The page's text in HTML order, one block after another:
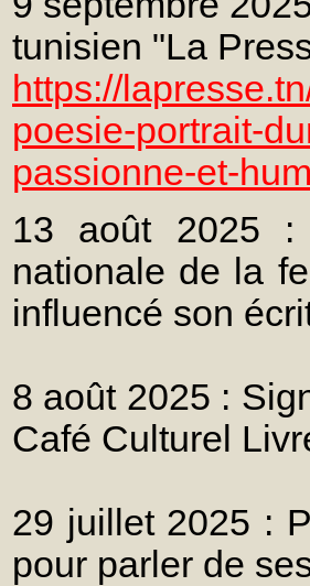
tunisien "La
https://
poesie-portrait-
passionne-et-
13 août 2025 :
nationale de la
influencé son
8 août 2025 :
Café Culturel
29 juillet 2025 :
pour parler de